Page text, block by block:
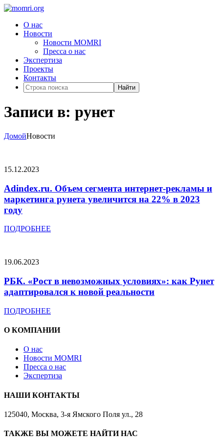
О нас
Новости
Новости MOMRI
Пресса о нас
Экспертиза
Проекты
Контакты
Найти
Записи в: рунет
ДомойНовости
15.12.2023
Adindex.ru. Объем сегмента интернет-рекламы и
маркетинга рунета увеличится на 22% в 2023
году
ПОДРОБНЕЕ
19.06.2023
РБК. «Рост в невозможных условиях»: как Рунет
адаптировался к новой реальности
ПОДРОБНЕЕ
О КОМПАНИИ
О нас
Новости MOMRI
Пресса о нас
Экспертиза
НАШИ КОНТАКТЫ
125040, Москва, 3-я Ямского Поля ул., 28
ТАКЖЕ ВЫ МОЖЕТЕ НАЙТИ НАС